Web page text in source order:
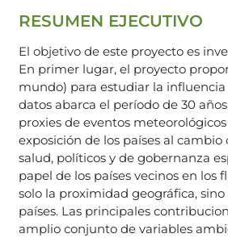
RESUMEN EJECUTIVO
El objetivo de este proyecto es
En primer lugar, el proyecto
mundo) para estudiar la
datos abarca el período de 30
proxies de eventos
exposición de los países al
salud, políticos y de gobernanza
papel de los países vecinos en
solo la proximidad geográfica,
países. Las principales
amplio conjunto de variables